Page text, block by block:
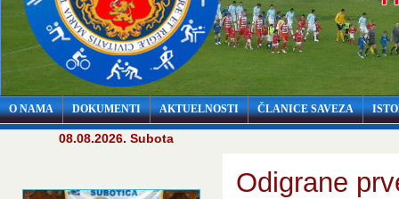
O NAMA DOKUMENTI AKTUELNOSTI ČLANICE SAVEZA
08.08.2026. Subota
Odigrane